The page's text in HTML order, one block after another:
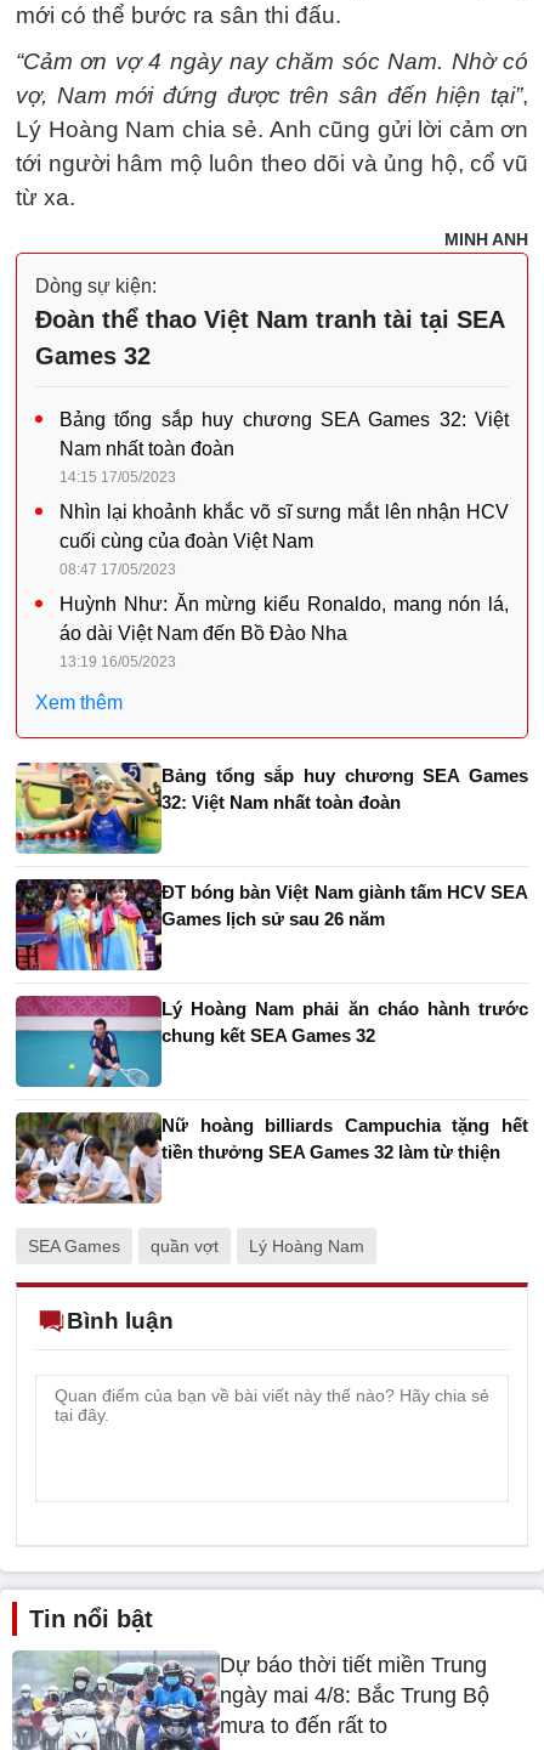
mới có thể bước ra sân thi đấu.
“Cảm ơn vợ 4 ngày nay chăm sóc Nam. Nhờ có
vợ, Nam mới đứng được trên sân đến hiện tại”,
Lý Hoàng Nam chia sẻ. Anh cũng gửi lời cảm ơn
tới người hâm mộ luôn theo dõi và ủng hộ, cổ vũ
từ xa.
MINH ANH
Dòng sự kiện:
Đoàn thể thao Việt Nam tranh tài tại SEA
Games 32
Bảng tổng sắp huy chương SEA Games 32: Việt
Nam nhất toàn đoàn
14:15 17/05/2023
Nhìn lại khoảnh khắc võ sĩ sưng mắt lên nhận HCV
cuối cùng của đoàn Việt Nam
08:47 17/05/2023
Huỳnh Như: Ăn mừng kiểu Ronaldo, mang nón lá,
áo dài Việt Nam đến Bồ Đào Nha
13:19 16/05/2023
Xem thêm
Bảng tổng sắp huy chương SEA Games
32: Việt Nam nhất toàn đoàn
ĐT bóng bàn Việt Nam giành tấm HCV SEA
Games lịch sử sau 26 năm
Lý Hoàng Nam phải ăn cháo hành trước
chung kết SEA Games 32
Nữ hoàng billiards Campuchia tặng hết
tiền thưởng SEA Games 32 làm từ thiện
SEA Games quần vợt Lý Hoàng Nam
Bình luận
Tin nổi bật
Dự báo thời tiết miền Trung
ngày mai 4/8: Bắc Trung Bộ
mưa to đến rất to